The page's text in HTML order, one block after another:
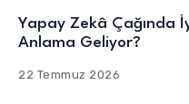
Yapay Zekâ Çağında
Anlama Geliyor?
22 Temmuz 2026